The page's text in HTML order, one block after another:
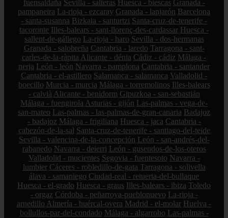
fuensaldaña Sevilla - salteras Huesca - biescas Granada -
pampaneira La-rioja - ezcaray Granada - lanjarón Barcelona
- santa-susanna Bizkaia - santurtzi Santa-cruz-de-tenerife -
tacoronte Illes-balears - sant-llorenç-des-cardassar Huesca -
sallent-de-gállego La-rioja - haro Sevilla - dos-hermanas
Granada - salobreña Cantabria - laredo Tarragona - sant-
carles-de-la-ràpita Alicante - dénia Cádiz - cádiz Málaga -
nerja León - león Navarra - pamplona Cantabria - santander
Cantabria - el-astillero Salamanca - salamanca Valladolid -
boecillo Murcia - murcia Málaga - torremolinos Illes-balears
- calvià Alicante - benidorm Gipuzkoa - san-sebastián
Málaga - fuengirola Asturias - gijón Las-palmas - vega-de-
san-mateo Las-palmas - las-palmas-de-gran-canaria Badajoz
- badajoz Málaga - frigiliana Huesca - jaca Cantabria -
cabezón-de-la-sal Santa-cruz-de-tenerife - santiago-del-teide
Sevilla - valencina-de-la-concepción León - san-andrés-del-
rabanedo Navarra - deierri León - gusendos-de-los-oteros
Valladolid - mucientes Segovia - fuentesoto Navarra -
lumbier Cáceres - robledillo-de-gata Tarragona - solivella
álava - samaniego Ciudad-real - retuerta-del-bullaque
Huesca - el-grado Huesca - graus Illes-balears - ibiza Toledo
- orgaz Córdoba - peñarroya-pueblonuevo La-rioja -
arnedillo Almería - huércal-overa Madrid - el-molar Huelva -
bollullos-par-del-condado Málaga - algarrobo Las-palmas -